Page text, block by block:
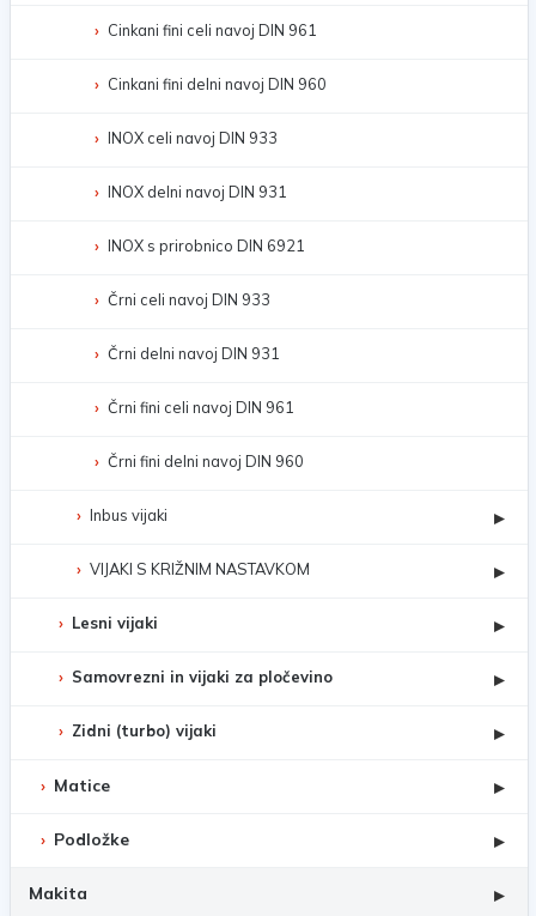
Cinkani fini celi navoj DIN 961
Cinkani fini delni navoj DIN 960
INOX celi navoj DIN 933
INOX delni navoj DIN 931
INOX s prirobnico DIN 6921
Črni celi navoj DIN 933
Črni delni navoj DIN 931
Črni fini celi navoj DIN 961
Črni fini delni navoj DIN 960
Inbus vijaki ▸
VIJAKI S KRIŽNIM NASTAVKOM ▸
Lesni vijaki ▸
Samovrezni in vijaki za pločevino ▸
Zidni (turbo) vijaki ▸
Matice ▸
Podložke ▸
Makita ▸